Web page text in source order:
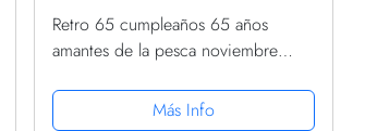
Retro 65 cumpleaños 65 años
amantes de la pesca noviembre
IntercambiableMás Info